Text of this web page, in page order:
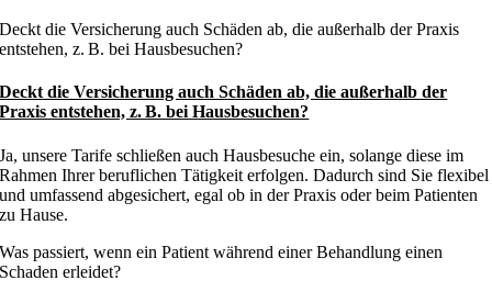
Deckt die Versicherung auch Schäden ab, die außerhalb der Praxis
entstehen, z. B. bei Hausbesuchen?
Deckt die Versicherung auch Schäden ab, die außerhalb der
Praxis entstehen, z. B. bei Hausbesuchen?
Ja, unsere Tarife schließen auch Hausbesuche ein, solange diese im
Rahmen Ihrer beruflichen Tätigkeit erfolgen. Dadurch sind Sie flexibel
und umfassend abgesichert, egal ob in der Praxis oder beim Patienten
zu Hause.
Was passiert, wenn ein Patient während einer Behandlung einen
Schaden erleidet?